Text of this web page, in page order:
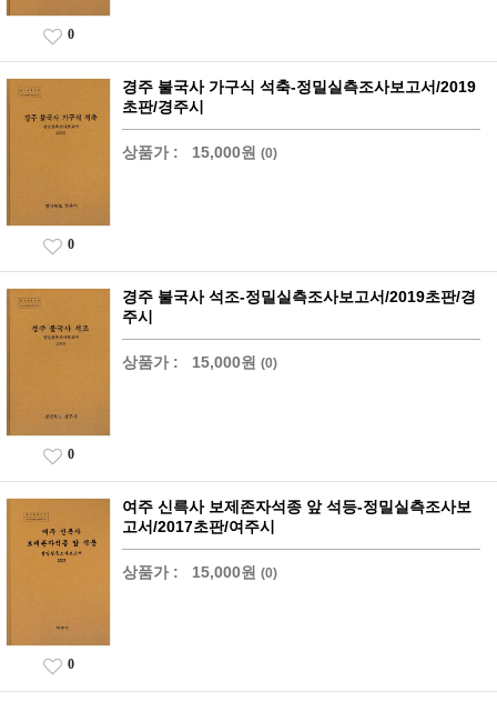
0
경주 불국사 가구식 석축-정밀실측조사보고서/2019
초판/경주시
상품가 : 15,000원 (0)
0
경주 불국사 석조-정밀실측조사보고서/2019초판/경
주시
상품가 : 15,000원 (0)
0
여주 신륵사 보제존자석종 앞 석등-정밀실측조사보
고서/2017초판/여주시
상품가 : 15,000원 (0)
0